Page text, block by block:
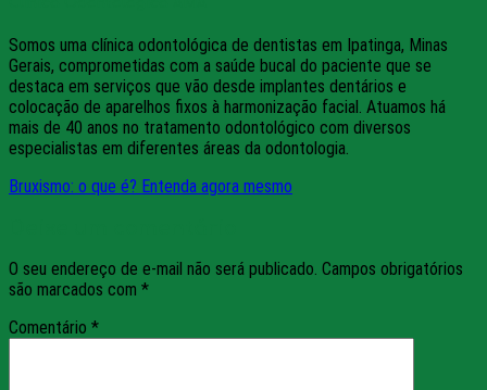
Somos uma clínica odontológica de dentistas em Ipatinga, Minas
Gerais, comprometidas com a saúde bucal do paciente que se
destaca em serviços que vão desde implantes dentários e
colocação de aparelhos fixos à harmonização facial. Atuamos há
mais de 40 anos no tratamento odontológico com diversos
especialistas em diferentes áreas da odontologia.
Bruxismo: o que é? Entenda agora mesmo
O seu endereço de e-mail não será publicado. Campos obrigatórios
são marcados com *
Comentário *